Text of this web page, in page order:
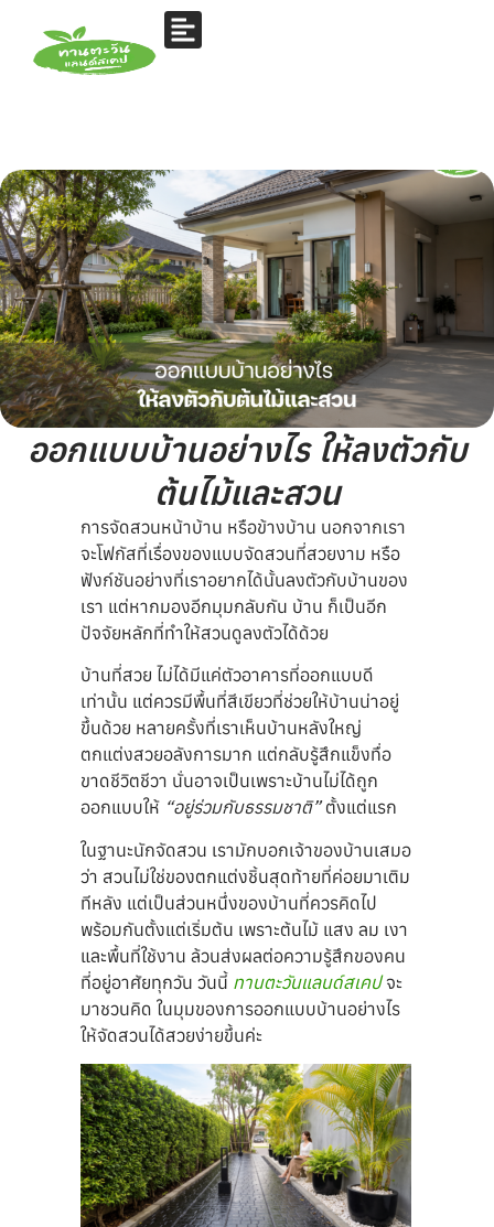
ออกแบบบ้านอย่างไร ให้ลงตัวกับ
ต้นไม้และสวน
การจัดสวนหน้าบ้าน หรือข้างบ้าน นอกจากเรา
จะโฟกัสที่เรื่องของแบบจัดสวนที่สวยงาม หรือ
ฟังก์ชันอย่างที่เราอยากได้นั้นลงตัวกับบ้านของ
เรา แต่หากมองอีกมุมกลับกัน บ้าน ก็เป็นอีก
ปัจจัยหลักที่ทำให้สวนดูลงตัวได้ด้วย
บ้านที่สวย ไม่ได้มีแค่ตัวอาคารที่ออกแบบดี
เท่านั้น แต่ควรมีพื้นที่สีเขียวที่ช่วยให้บ้านน่าอยู่
ขึ้นด้วย หลายครั้งที่เราเห็นบ้านหลังใหญ่
ตกแต่งสวยอลังการมาก แต่กลับรู้สึกแข็งทื่อ
ขาดชีวิตชีวา นั่นอาจเป็นเพราะบ้านไม่ได้ถูก
ออกแบบให้ “อยู่ร่วมกับธรรมชาติ”ตั้งแต่แรก
ในฐานะนักจัดสวน เรามักบอกเจ้าของบ้านเสมอ
ว่า สวนไม่ใช่ของตกแต่งชิ้นสุดท้ายที่ค่อยมาเติม
ทีหลัง แต่เป็นส่วนหนึ่งของบ้านที่ควรคิดไป
พร้อมกันตั้งแต่เริ่มต้น เพราะต้นไม้ แสง ลม เงา
และพื้นที่ใช้งาน ล้วนส่งผลต่อความรู้สึกของคน
ที่อยู่อาศัยทุกวัน วันนี้ ทานตะวันแลนด์สเคปจะ
มาชวนคิด ในมุมของการออกแบบบ้านอย่างไร
ให้จัดสวนได้สวยง่ายขึ้นค่ะ